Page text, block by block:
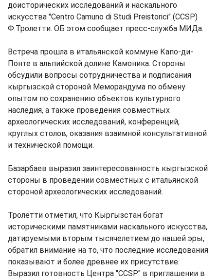
доисторических исследований и наскального
искусства "Centro Camuno di Studi Preistorici" (ССSP)
Ф.Тролетти. ОБ этом сообщает пресс-служба МИДа.
Встреча прошла в итальянской коммуне Капо-ди-
Понте в альпийской долине Камоника. Стороны
обсудили вопросы сотрудничества и подписания
кыргызской стороной Меморандума по обмену
опытом по сохранению объектов культурного
наследия, а также проведения совместных
археологических исследований, конференций,
круглых столов, оказания взаимной консультативной
и технической помощи.
Базарбаев выразил заинтересованность кыргызской
стороны в проведении совместных с итальянской
стороной археологических исследований.
Тролетти отметил, что Кыргызстан богат
историческими памятниками наскального искусства,
датируемыми вторым тысячелетием до нашей эры,
обратил внимание на то, что последние исследования
показывают и более древнее их присутствие.
Выразил готовность Центра "ССSP" в приглашении в